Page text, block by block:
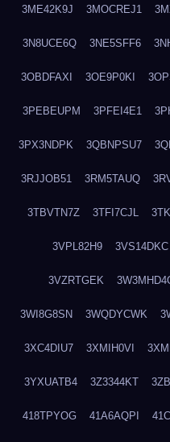
3ME42K9J 3MOCREJ1
3N8UCE6Q 3NE5SFF6
3OBDFAXI 3OE9P0KI
3PEBEUPM 3PFEI4E1
3PX3NDPK 3QBNPSU7
3RJJOB51 3RM5TAUQ
3TBVTN7Z 3TFI7CJL
3VPL82H9 3VS14DKC
3VZRTGEK
3WI8G8SN 3WQDYCWK
3XC4DIU7 3XMIH0VI
3YXUATB4 3Z3344KT
418TPYOG 41A6AQPI